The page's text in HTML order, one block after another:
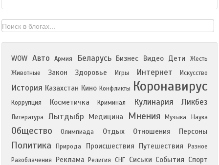
WOW Авто Армия Беларусь Бизнес Видео Дети
Жесть
Животные
Закон Здоровье Игры Интернет Искусство
История Казахстан Кино Конфликты Коронавирус
Коррупция Косметичка Криминал Кулинария Ликбез
Литература Лытдыбр Медицина Мнения Музыка Наука
Общество Олимпиада Отдых Отношения Персоны
Политика Природа Происшествия Путешествия
Разное
Разоблачения
Реклама Религия СНГ Сиськи События Спорт